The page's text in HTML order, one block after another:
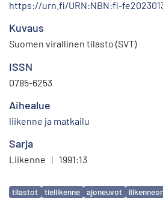
https://urn.fi/URN:NBN:fi-
Kuvaus
Suomen virallinen tilasto (SVT)
ISSN
0785-6253
Aihealue
liikenne ja matkailu
Sarja
Liikenne | 1991:13
Avainsanat
tilastot tieliikenne ajoneuvot